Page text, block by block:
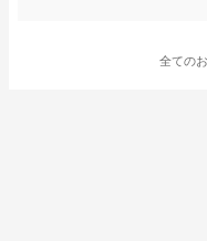
全ての